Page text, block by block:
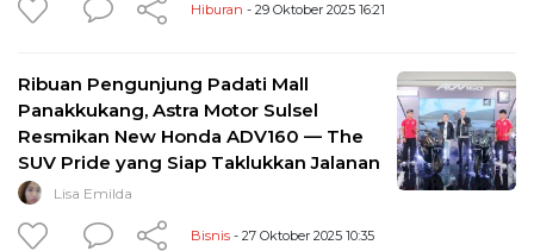
Hiburan - 29 Oktober 2025 16:21
Ribuan Pengunjung Padati Mall
Panakkukang, Astra Motor Sulsel
Resmikan New Honda ADV160 — The
SUV Pride yang Siap Taklukkan Jalanan
Lisa Emilda
Bisnis - 27 Oktober 2025 10:35